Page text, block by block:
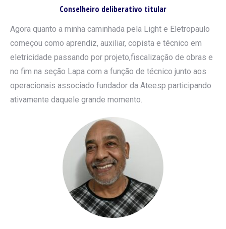
Conselheiro deliberativo titular
Agora quanto a minha caminhada pela Light e Eletropaulo
começou como aprendiz, auxiliar, copista e técnico em
eletricidade passando por projeto,fiscalização de obras e
no fim na seção Lapa com a função de técnico junto aos
operacionais associado fundador da Ateesp participando
ativamente daquele grande momento.